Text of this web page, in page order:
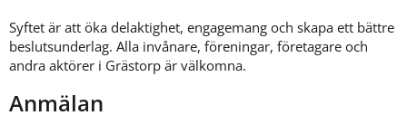
Syftet är att öka delaktighet, engagemang och skapa ett bättre
beslutsunderlag. Alla invånare, föreningar, företagare och
andra aktörer i Grästorp är välkomna.
Anmälan